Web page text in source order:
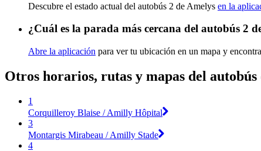
Descubre el estado actual del autobús 2 de Amelys en la
¿Cuál es la parada más cercana del autobús 2
Abre la aplicación para ver tu ubicación en un mapa y
Otros horarios, rutas y mapas del autobús
1
Corquilleroy Blaise / Amilly Hôpital
3
Montargis Mirabeau / Amilly Stade
4